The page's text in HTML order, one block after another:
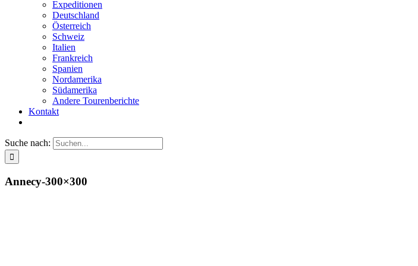
Expeditionen
Deutschland
Österreich
Schweiz
Italien
Frankreich
Spanien
Nordamerika
Südamerika
Andere Tourenberichte
Kontakt
Suche nach:
Annecy-300×300